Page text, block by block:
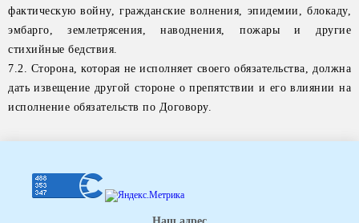
фактическую войну, гражданские волнения, эпидемии, блокаду,
эмбарго, землетрясения, наводнения, пожары и другие
стихийные бедствия.
7.2. Сторона, которая не исполняет своего обязательства, должна
дать извещение другой стороне о препятствии и его влиянии на
исполнение обязательств по Договору.